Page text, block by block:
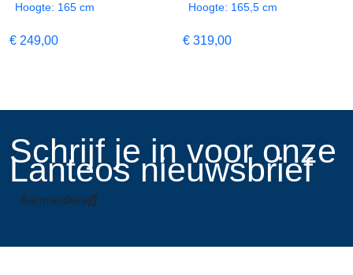
Hoogte: 165 cm
€ 249,00
Hoogte: 165,5 cm
€ 319,00
​Schrijf je in voor onze
Lanteos nieuwsbrief
Aanmelden